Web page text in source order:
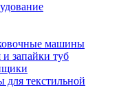
машины
запайки туб
текстильной